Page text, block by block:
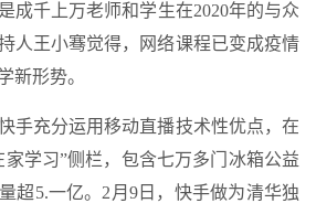
千上万老师和学生在2020年的与众
人王小骞觉得，网络课程已变成疫情
新形势。
充分运用移动直播技术性优点，在
家学习”侧栏，包含七万多门冰箱公益
超5.一亿。2月9日，快手做为清华独